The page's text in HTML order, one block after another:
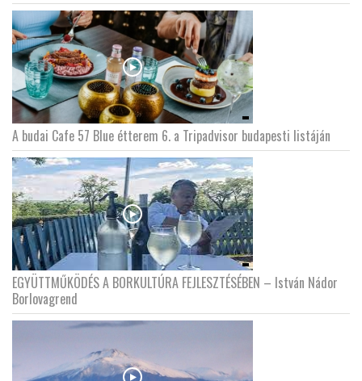
A budai Cafe 57 Blue étterem 6. a Tripadvisor budapesti listáján
EGYÜTTMŰKÖDÉS A BORKULTÚRA FEJLESZTÉSÉBEN – István Nádor
Borlovagrend